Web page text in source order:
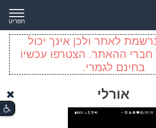
תפריט
לאתר ולכן אינך יכול
חברי ההאתר. הצטרפו עכשיו
בחינם לגמרי.
אורלי